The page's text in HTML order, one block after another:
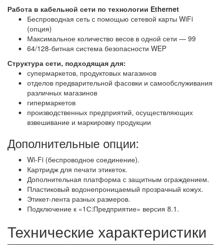
Работа в кабельной сети по технологии Ethernet
Беспроводная сеть с помощью сетевой карты WiFi
(опция)
Максимальное количество весов в одной сети — 99
64/128-битная система безопасности WEP
Структура сети, подходящая для:
супермаркетов, продуктовых магазинов
отделов предварительной фасовки и самообслуживания
различных магазинов
гипермаркетов
производственных предприятий, осуществляющих
взвешивание и маркировку продукции
Дополнительные опции:
Wi-Fi (беспроводное соединение).
Картридж для печати этикеток.
Дополнительная платформа с защитным ограждением.
Пластиковый водонепроницаемый прозрачный кожух.
Этикет-лента разных размеров.
Подключение к «1С:Предприятие» версия 8.1.
Технические характеристики